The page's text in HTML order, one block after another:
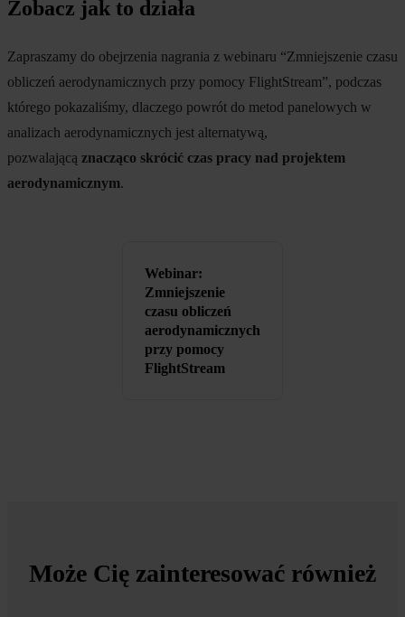
Zobacz jak to działa
Zapraszamy do obejrzenia nagrania z webinaru “Zmniejszenie czasu
obliczeń aerodynamicznych przy pomocy FlightStream”, podczas
którego pokazaliśmy, dlaczego powrót do metod panelowych w
analizach aerodynamicznych jest alternatywą,
pozwalającą znacząco skrócić czas pracy nad projektem
aerodynamicznym.
Webinar:
Zmniejszenie
czasu obliczeń
aerodynamicznych
przy pomocy
FlightStream
Może Cię zainteresować również